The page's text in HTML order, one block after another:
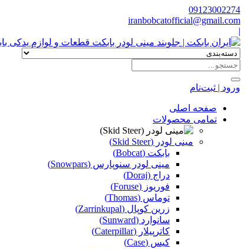
09123002274
iranbobcatofficial@gmail.com
|
ورود | ثبت‌نام
صفحه اصلی
تمامی محصولات
مینی لودر (Skid Steer)
بابکت (Bobcat)
مینی لودر سنوپارس (Snowpars)
دراج (Doraj)
فوریوز (Foruse)
توماس (Thomas)
زرین کوپال (Zarrinkupal)
سانوارد (Sunward)
کاترپیلار (Caterpillar)
کیس (Case)